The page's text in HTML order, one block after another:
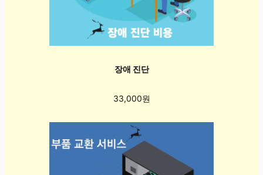
장애 진단
33,000원